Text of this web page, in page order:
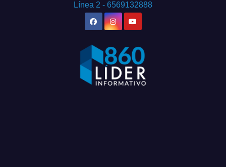
Línea 2 - 6569132888